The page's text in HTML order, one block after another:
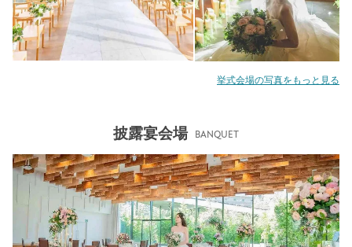
挙式会場の写真をもっと見る
披露宴会場 BANQUET